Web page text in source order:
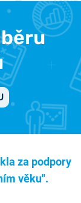
za podpory
věku".